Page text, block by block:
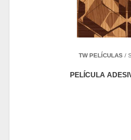
TW PELÍCULAS /
PELÍCULA